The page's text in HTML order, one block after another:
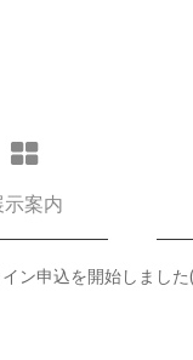
示案内
ン申込を開始しまし